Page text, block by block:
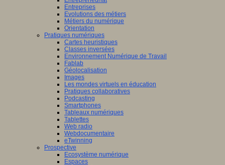
Entreprises
Evolutions des métiers
Métiers du numérique
Orientation
Pratiques numériques
Cartes heuristiques
Classes inversées
Environnement Numérique de Travail
Fablab
Géolocalisation
Images
Les mondes virtuels en éducation
Pratiques collaboratives
Podcasting
Smartphones
Tableaux numériques
Tablettes
Web radio
Webdocumentaire
eTwinning
Prospective
Ecosystème numérique
Espaces